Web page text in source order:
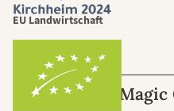
Über Magic
EU Landwirtschaft